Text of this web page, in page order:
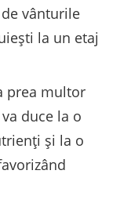
vânturile
la un etaj
prea multor
duce la o
și la o